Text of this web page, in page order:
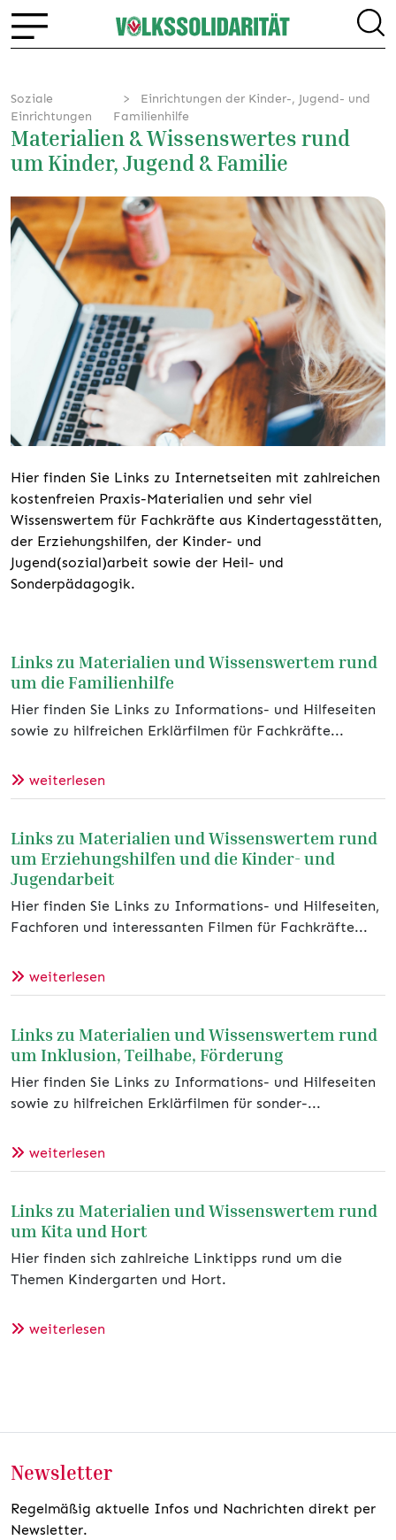
Soziale
Einrichtungen
Einrichtungen der Kinder-, Jugend- und
Familienhilfe
Materialien & Wissenswertes rund
um Kinder, Jugend & Familie
Hier finden Sie Links zu Internetseiten mit zahlreichen
kostenfreien Praxis-Materialien und sehr viel
Wissenswertem für Fachkräfte aus Kindertagesstätten,
der Erziehungshilfen, der Kinder- und
Jugend(sozial)arbeit sowie der Heil- und
Sonderpädagogik.
Links zu Materialien und Wissenswertem rund
um die Familienhilfe
Hier finden Sie Links zu Informations- und Hilfeseiten
sowie zu hilfreichen Erklärfilmen für Fachkräfte...
weiterlesen
Links zu Materialien und Wissenswertem rund
um Erziehungshilfen und die Kinder- und
Jugendarbeit
Hier finden Sie Links zu Informations- und Hilfeseiten,
Fachforen und interessanten Filmen für Fachkräfte...
weiterlesen
Links zu Materialien und Wissenswertem rund
um Inklusion, Teilhabe, Förderung
Hier finden Sie Links zu Informations- und Hilfeseiten
sowie zu hilfreichen Erklärfilmen für sonder-...
weiterlesen
Links zu Materialien und Wissenswertem rund
um Kita und Hort
Hier finden sich zahlreiche Linktipps rund um die
Themen Kindergarten und Hort.
weiterlesen
Newsletter
Regelmäßig aktuelle Infos und Nachrichten direkt per
Newsletter.